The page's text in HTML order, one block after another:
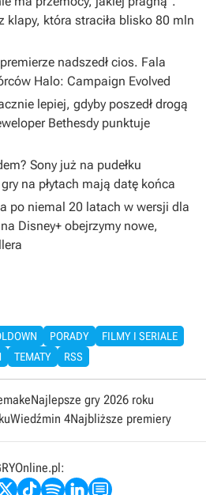
klapy, która straciła blisko 80 mln
nadszedł cios. Fala
Halo: Campaign Evolved
lepiej, gdyby poszedł drogą
Bethesdy punktuje
Sony już na pudełku
na płytach mają datę końca
po niemal 20 latach w wersji dla
Disney+ obejrzymy nowe,
PORADY
FILMY I SERIALE
TEMATY RSS
Najlepsze gry 2026 roku
Wiedźmin 4Najbliższe premiery